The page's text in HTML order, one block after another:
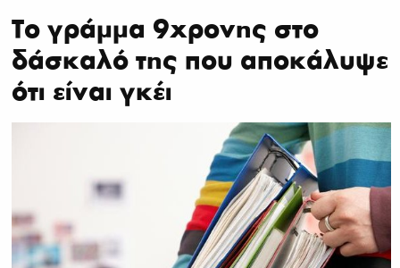
Το γράμμα 9χρονης στο
δάσκαλό της που αποκάλυψε
ότι είναι γκέι